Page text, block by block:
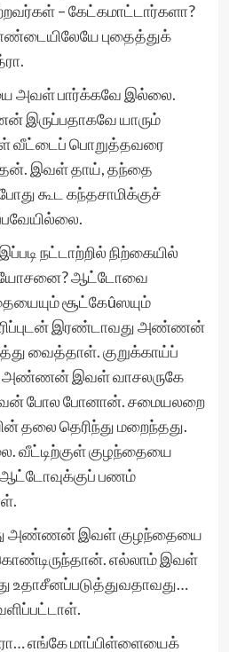
– கேட்கமாட்டார்களா?
புதைத்துக்
அவள் பார்க்கவே இல்லை.
இருப்பதாகவே யாரும்
வீட்டைப் பொறுத்தவரை
இவள் தாய், தந்தை
கூட கந்தசாமிக்குச்
நட்டாற்றில் நிற்கையில்
யோசனை? ஆட்டோவை
சூட்கேûஸயும்
இரண்டாவது அண்ணன்
வைத்தாள். குறுக்காய்ப்
அண்ணன் இவள் வாசலருகே
போல போனான். சமையலறை
தலை தெரிந்து மறைந்தது.
வீட்டிற்குள் குழந்தையை
ஆட்டோவுக்குப் பணம்
அண்ணன் இவள் குழந்தையை
எல்லாம் இவள்
எங்கே மாப்பிள்ளையைக்